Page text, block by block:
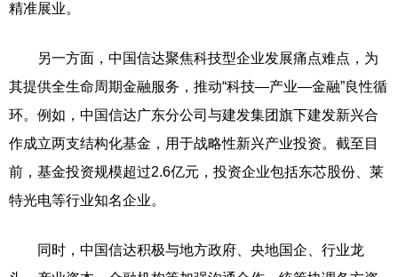
精准展业。
另一方面，中国信达聚焦科技型企业发展痛点难点，为
其提供全生命周期金融服务，推动“科技—产业—金融”良性循
环。例如，中国信达广东分公司与建发集团旗下建发新兴合
作成立两支结构化基金，用于战略性新兴产业投资。截至目
前，基金投资规模超过2.6亿元，投资企业包括东芯股份、莱
特光电等行业知名企业。
同时，中国信达积极与地方政府、央地国企、行业龙